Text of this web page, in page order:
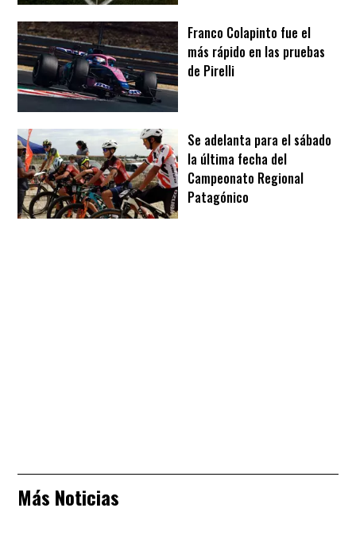
Franco Colapinto fue el
más rápido en las pruebas
de Pirelli
Se adelanta para el sábado
la última fecha del
Campeonato Regional
Patagónico
Más Noticias